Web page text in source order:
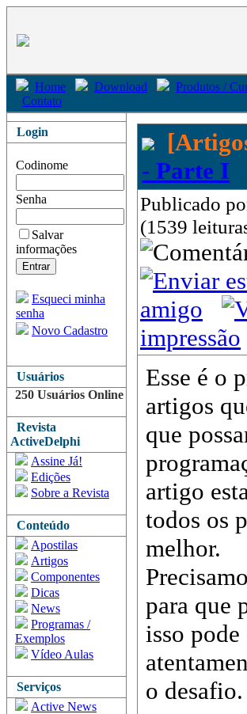
Home Download Produtos /
Contato
Login
Codinome
Senha
Salvar
informações
Esqueci minha
senha
Novo Cadastro
Usuários
250 Usuários Online
Revista
ActiveDelphi
Assine Já!
Edições
Sobre a Revista
Conteúdo
Apostilas
Artigos
Componentes
Dicas
News
Programas /
Exemplos
Vídeo Aulas
Serviços
Active News
- Parte I
Publicado
(1539
amigo
impressão
Esse é o
artigos
que
artigo
todos os
melhor.
para que
isso
o desafio.